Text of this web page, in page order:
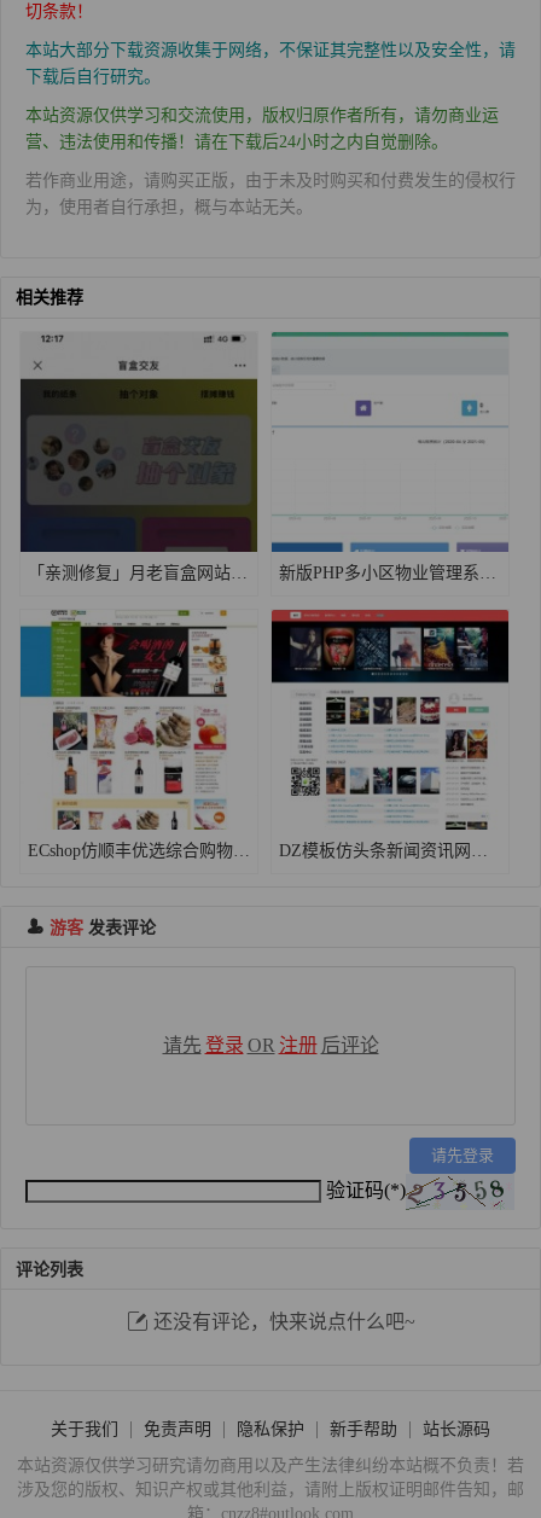
切条款！
本站大部分下载资源收集于网络，不保证其完整性以及安全性，请
下载后自行研究。
本站资源仅供学习和交流使用，版权归原作者所有，请勿商业运
营、违法使用和传播！请在下载后24小时之内自觉删除。
若作商业用途，请购买正版，由于未及时购买和付费发生的侵权行
为，使用者自行承担，概与本站无关。
相关推荐
游客 发表评论
请先 登录 OR 注册 后评论
请先登录
验证码(*)
评论列表
还没有评论，快来说点什么吧~
关于我们 免责声明 隐私保护 新手帮助
站长源码
本站资源仅供学习研究请勿商用以及产生法律纠纷本站概不负责！若
涉及您的版权、知识产权或其他利益，请附上版权证明邮件告知，邮
箱：cnzz8#outlook.com